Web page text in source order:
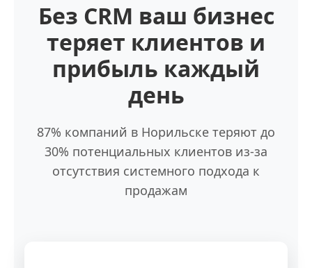
Без CRM ваш бизнес
теряет клиентов и
прибыль каждый
день
87% компаний в Норильске теряют до
30% потенциальных клиентов из-за
отсутствия системного подхода к
продажам